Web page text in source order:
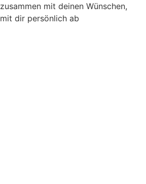
zusammen mit deinen Wünschen,
mit dir persönlich ab